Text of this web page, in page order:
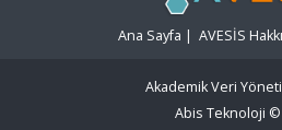
Ana Sayfa | AVESİS
Akademik Veri
Abis Teknoloji ©